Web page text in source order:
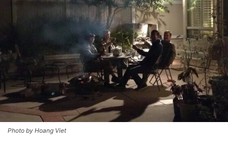
Photo by Hoang Viet